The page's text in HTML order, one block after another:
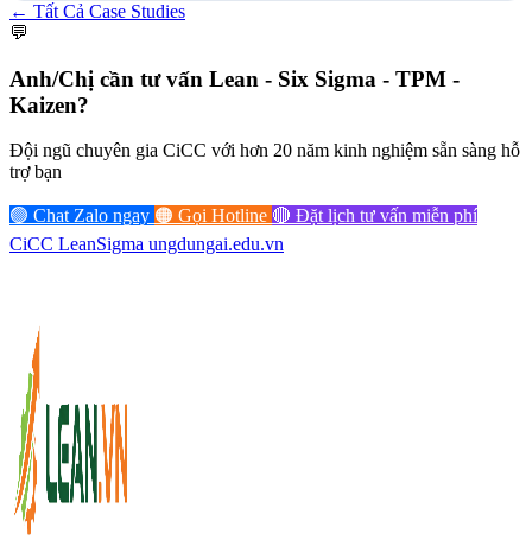
← Tất Cả Case Studies
💬
Anh/Chị cần tư vấn Lean - Six Sigma - TPM -
Kaizen?
Đội ngũ chuyên gia CiCC với hơn 20 năm kinh nghiệm sẵn sàng hỗ
trợ bạn
🟢 Chat Zalo ngay 🟠 Gọi Hotline 🔴 Đặt lịch tư vấn miễn phí
CiCC LeanSigma ungdungai.edu.vn